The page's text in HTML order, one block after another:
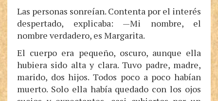
Las personas sonreían. Contenta por el interés
despertado, explicaba: —Mi nombre, el
nombre verdadero, es Margarita.
El cuerpo era pequeño, oscuro, aunque ella
hubiera sido alta y clara. Tuvo padre, madre,
marido, dos hijos. Todos poco a poco habían
muerto. Solo ella había quedado con los ojos